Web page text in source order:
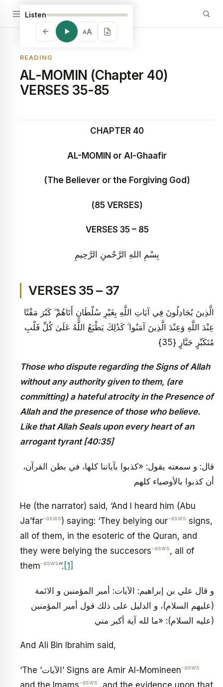
Listen
AA
READING
AL-MOMIN (Chapter 40)
VERSES 35-85
CHAPTER 40
AL-MOMIN or Al-Ghaafir
(The Believer or the Forgiving God)
(85 VERSES)
VERSES 35 – 85
بِسْمِ اللهِ الرَّحْمنِ الرَّحِيمِ
VERSES 35 – 37
الَّذِينَ يُجَادِلُونَ فِي آيَاتِ اللَّهِ بِغَيْرِ سُلْطَانٍ أَتَاهُمْ ۖ كَبُرَ مَقْتًا
عِنْدَ اللَّهِ وَعِنْدَ الَّذِينَ آمَنُوا ۚ كَذَٰلِكَ يَطْبَعُ اللَّهُ عَلَىٰ كُلِّ قَلْبِ
مُتَكَبِّرٍ جَبَّارٍ {35}
Those who dispute regarding the Signs of Allah
without any authority given to them, (are
committing) a hateful atrocity in the Presence of
Allah and the presence of those who believe.
Like that Allah Seals upon every heart of an
arrogant tyrant [40:35]
قال: و سمعته يقول: «كذبوا بآياتنا كلها، في بطن القرآن،
أن كذبوا بالأوصياء كلهم
He (the narrator) said, ‘And I heard him (Abu
Ja’far-asws) saying: ‘They belying our-asws signs,
all of them, in the esoteric of the Quran, and
they were belying the succesors-asws, all of
them-asws’’. [1]
و قال علي بن إبراهيم: الآيات: أمير المؤمنين و الائمة
(عليهم السلام)، و الدليل على ذلك‏ قول أمير المؤمنين
(عليه السلام): «ما لله آية أكبر مني
And Ali Bin Ibrahim said,
‘The ‘الآيات’ Signs are Amir Al-Momineen-asws
-asws